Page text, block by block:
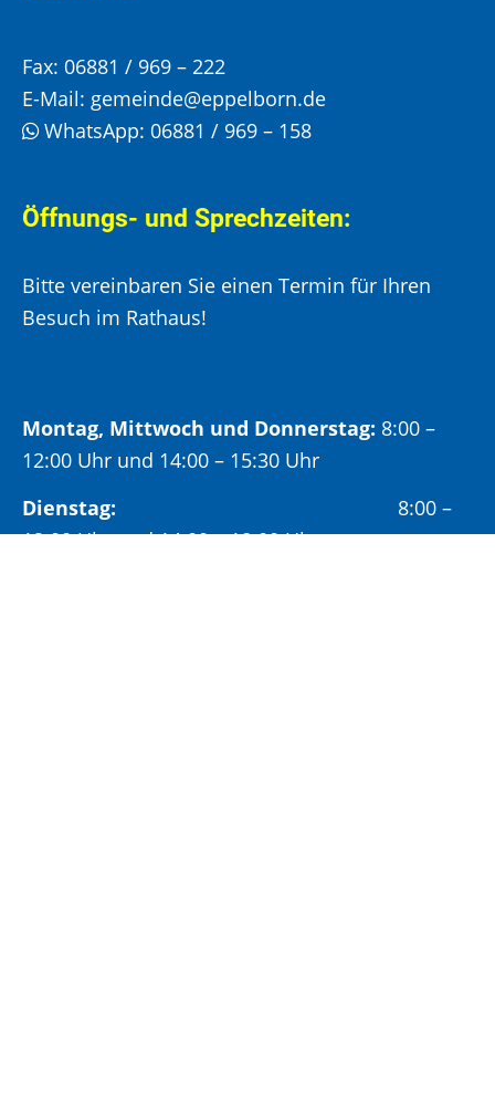
Fax: 06881 / 969 – 222
E-Mail: gemeinde@eppelborn.de
WhatsApp: 06881 / 969 – 158
Öffnungs- und Sprechzeiten:
Bitte vereinbaren Sie einen Termin für Ihren
Besuch im Rathaus!
Montag, Mittwoch und Donnerstag: 8:00 –
12:00 Uhr und 14:00 – 15:30 Uhr
Dienstag: 8:00 –
12:00 Uhr und 14:00 – 18:00 Uhr